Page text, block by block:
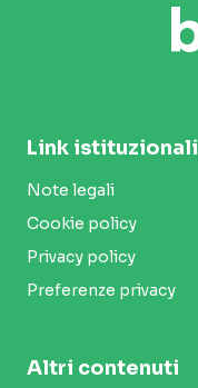
Link istituzionali
Note legali
Cookie policy
Privacy policy
Preferenze privacy
Altri contenuti